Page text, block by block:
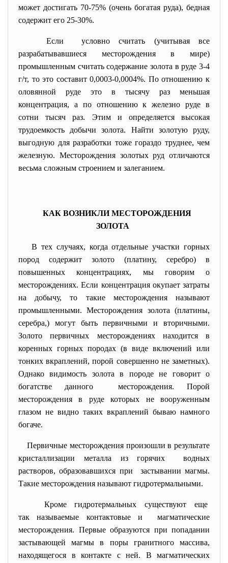
может достигать 70-75% (очень богатая руда), бедная
содержит его 25-30%.
Если условно считать (учитывая все
разрабатывавшиеся месторождения в мире)
промышленным считать содержание золота в руде 3-4
г/т, то это составит 0,0003-0,0004%. По отношению к
оловянной руде это в тысячу раз меньшая
концентрация, а по отношению к железно руде в
сотни тысяч раз. Этим и определяется высокая
трудоемкость добычи золота. Найти золотую руду,
выгодную для разработки тоже гораздо труднее, чем
железную. Месторождения золотых руд отличаются
весьма сложным строением и залеганием.
КАК ВОЗНИКЛИ МЕСТОРОЖДЕНИЯ
ЗОЛОТА
В тех случаях, когда отдельные участки горных
пород содержит золото (платину, серебро) в
повышенных концентрациях, мы говорим о
месторождениях. Если концентрация окупает затраты
на добычу, то такие месторождения называют
промышленными. Месторождения золота (платины,
серебра,) могут быть первичными и вторичными.
Золото первичных месторождениях находится в
коренных горных породах (в виде включений или
тонких вкраплений, порой совершенно не заметных).
Однако видимость золота в породе не говорит о
богатстве данного месторождения. Порой
месторождения в руде которых не вооруженным
глазом не видно таких вкраплений бываю намного
богаче.
Первичные месторождения произошли врезультате
кристаллизации металла из горячих водных
растворов, образовавшихся при застывании магмы.
Такие месторождения называют гидротермальными.
Кроме гидротермальных существуют еще
так называемые контактовые и магматические
месторождения. Первые образуются при попадании
застывающей магмы в поры гранитного массива,
находящегося в контакте с ней. В магматических